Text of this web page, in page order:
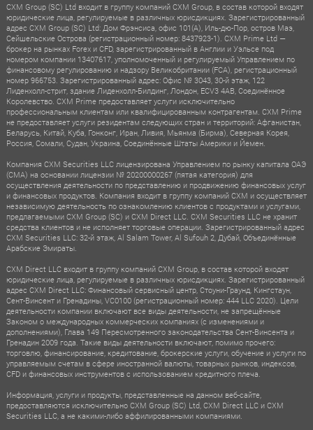
CXM Group (SC) Ltd входит в группу компаний CXM Group, в состав которой входят
юридические лица, регулируемые в различных юрисдикциях. Зарегистрированный
адрес CXM Group (SC) Ltd: Дом Фрэнсиса, офис 101(A), Иль-дю-Пор, остров Маэ,
Сейшельские Острова (регистрационный номер: 8437923-1). CXM Prime Ltd —
брокер на рынках Forex и CFD, зарегистрированный в Англии и Уэльсе под
номером компании 13407617, уполномоченный и регулируемый Управлением по
финансовому регулированию и надзору Великобритании (FCA), регистрационный
номер 966753. Зарегистрированный адрес: Офис № 3043, 30-й этаж, 122
Лиденхолл-стрит, здание Лиденхолл-Билдинг, Лондон, ECV3 4AB, Соединённое
Королевство. CXM Prime предоставляет услуги исключительно
профессиональным клиентам или квалифицированным контрагентам. CXM Prime
не предоставляет услуги резидентам следующих стран и территорий: Афганистан,
Беларусь, Китай, Куба, Гонконг, Иран, Ливия, Мьянма (Бирма), Северная Корея,
Россия, Сомали, Судан, Украина, Соединённые Штаты Америки и Йемен.
Компания CXM Securities LLC лицензирована Управлением по рынку капитала ОАЭ
(CMA) на основании лицензии № 20200000267 (пятая категория) для
осуществления деятельности по представлению и продвижению финансовых услуг
и финансовых продуктов. Компания входит в группу компаний CXM и осуществляет
независимую деятельность по ознакомлению клиентов с продуктами и услугами,
предлагаемыми CXM Group (SC) и CXM Direct LLC. CXM Securities LLC не хранит
средства клиентов и не исполняет торговые операции. Зарегистрированный адрес
CXM Securities LLC: 32-й этаж, Al Salam Tower, Al Sufouh 2, Дубай, Объединённые
Арабские Эмираты.
CXM Direct LLC входит в группу компаний CXM Group, в состав которой входят
юридические лица, регулируемые в различных юрисдикциях. Зарегистрированный
адрес CXM Direct LLC: Финансовый сервисный центр, Стоуни-Граунд, Кингстаун,
Сент-Винсент и Гренадины, VC0100 (регистрационный номер: 444 LLC 2020). Цели
деятельности компании включают все виды деятельности, не запрещённые
Законом о международных коммерческих компаниях (с изменениями и
дополнениями), Глава 149 Пересмотренного законодательства Сент-Винсента и
Гренадин 2009 года. Такие виды деятельности включают, помимо прочего:
торговлю, финансирование, кредитование, брокерские услуги, обучение и услуги по
управляемым счетам в сфере иностранной валюты, товарных рынков, индексов,
CFD и финансовых инструментов с использованием кредитного плеча.
Информация, услуги и продукты, представленные на данном веб-сайте,
предоставляются исключительно CXM Group (SC) Ltd, CXM Direct LLC и CXM
Securities LLC, а не какими-либо аффилированными компаниями.